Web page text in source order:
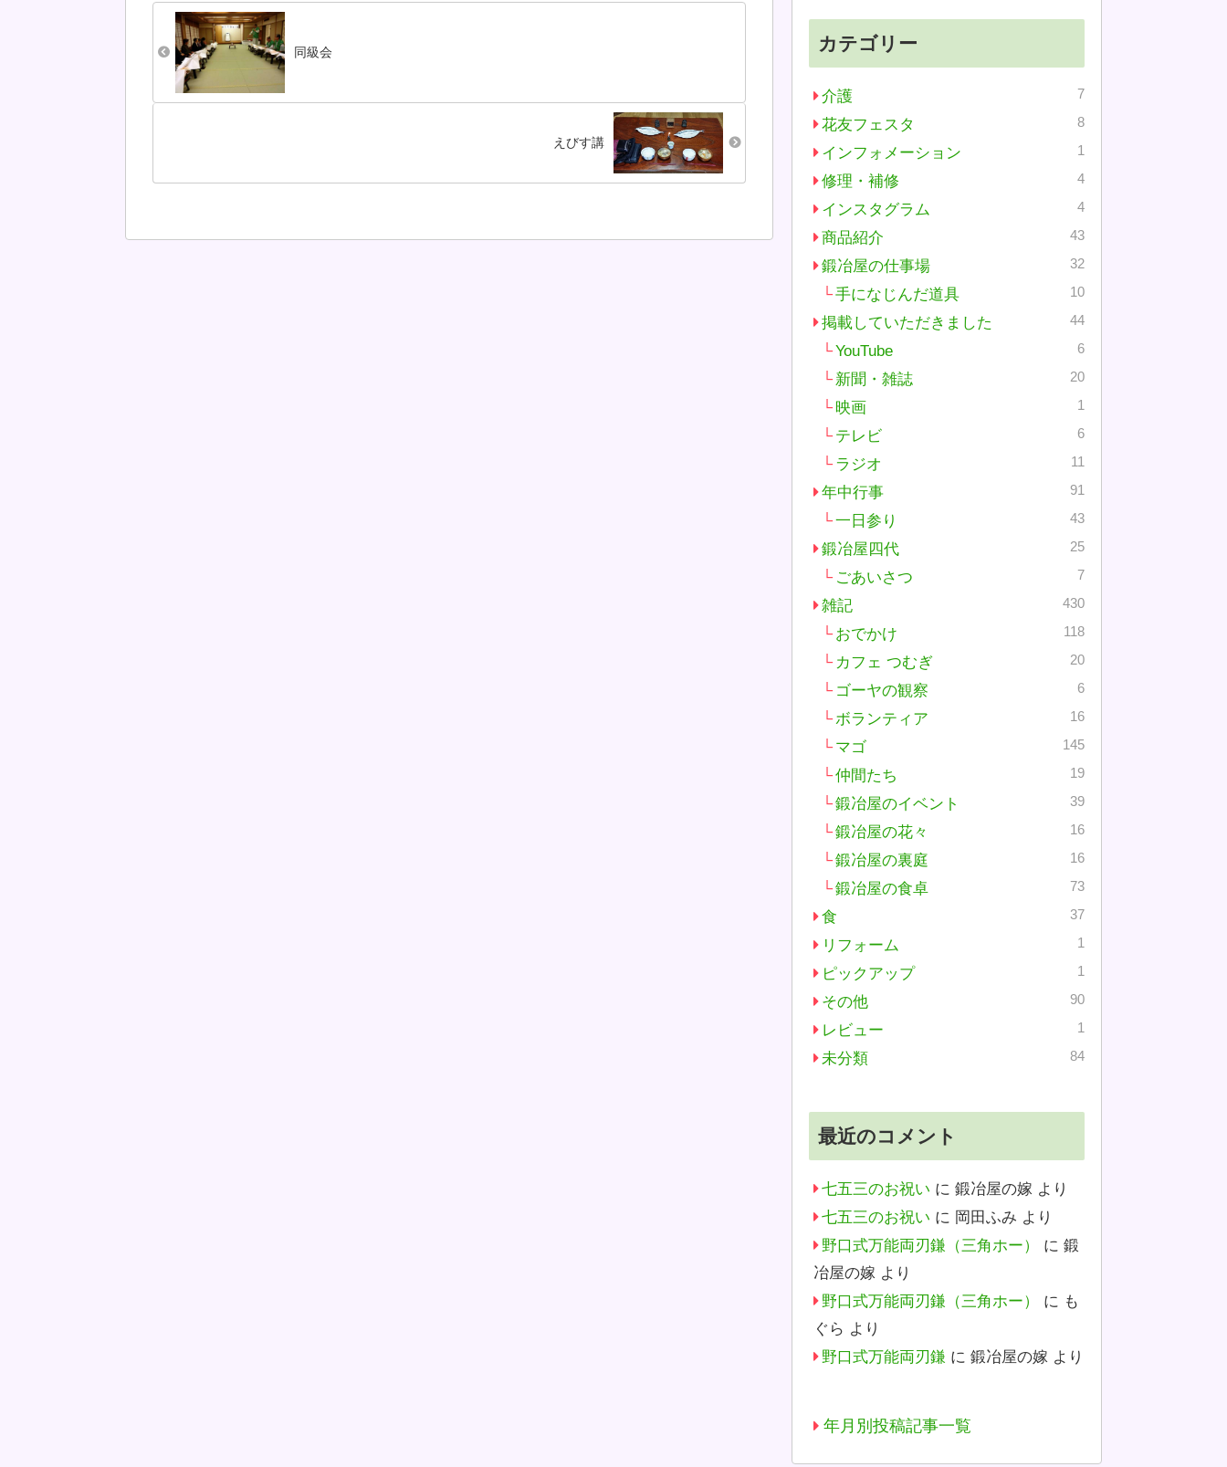
三人の孫が誕生し、
「鍛冶屋のばばブロ
グ」と化した感の更
新となりました。鍛
冶屋のババの近況で
す。11月初旬、次女
ょうかね(^_-)-☆贅沢
しましょう。食べる
回もお代わりしてま
にも板さんの心遣い
が。老眼の...
同級会
えびす講
カテゴリー
介護 7
花友フェスタ 8
インフォメーション 1
修理・補修 4
インスタグラム 4
商品紹介 43
鍛冶屋の仕事場 32
手になじんだ道具 10
掲載していただきました 44
YouTube 6
新聞・雑誌 20
映画 1
テレビ 6
ラジオ 11
年中行事 91
一日参り 43
鍛冶屋四代 25
ごあいさつ 7
雑記 430
おでかけ 118
カフェ つむぎ 20
ゴーヤの観察 6
ボランティア 16
マゴ 145
仲間たち 19
鍛冶屋のイベント 39
鍛冶屋の花々 16
鍛冶屋の裏庭 16
鍛冶屋の食卓 73
食 37
リフォーム 1
ピックアップ 1
その他 90
レビュー 1
未分類 84
最近のコメント
七五三のお祝い に 鍛冶屋の嫁 より
七五三のお祝い に 岡田ふみ より
野口式万能両刃鎌（三角ホー）
に 鍛
冶屋の嫁 より
野口式万能両刃鎌（三角ホー）
に も
ぐら より
野口式万能両刃鎌 に 鍛冶屋の嫁 より
年月別投稿記事一覧